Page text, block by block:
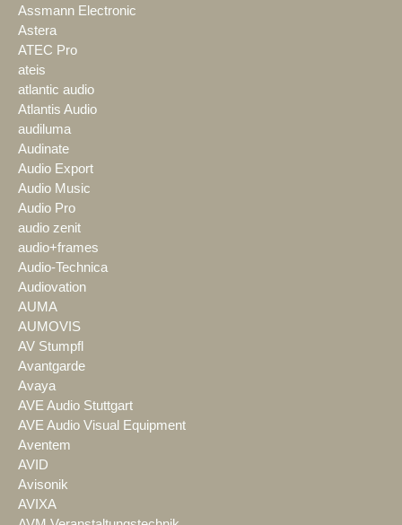
Assmann Electronic
Astera
ATEC Pro
ateis
atlantic audio
Atlantis Audio
audiluma
Audinate
Audio Export
Audio Music
Audio Pro
audio zenit
audio+frames
Audio-Technica
Audiovation
AUMA
AUMOVIS
AV Stumpfl
Avantgarde
Avaya
AVE Audio Stuttgart
AVE Audio Visual Equipment
Aventem
AVID
Avisonik
AVIXA